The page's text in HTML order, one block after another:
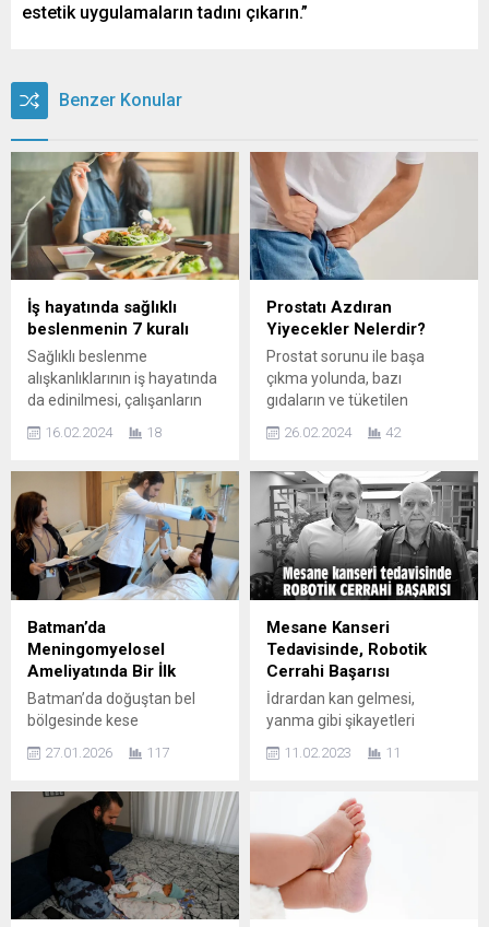
estetik uygulamaların tadını çıkarın.”
Benzer Konular
İş hayatında sağlıklı
beslenmenin 7 kuralı
Sağlıklı beslenme
alışkanlıklarının iş hayatında
da edinilmesi, çalışanların
değil, aynı zamanda zihinsel
tatminleri açısından da
büyük önem taşıyor.
Günümüz iş hayatı;
masabaşında, bilgisayar
karşısında geçirilen uzun
çalışma saatlerini ve sık
seyahat etmeyi gerektiriyor.
Bu durum stresi de
beraberinde getiriyor.
Yaşam tarzı, obezite...
16.02.2024 18
Prostatı Azdıran
Yiyecekler Nelerdir?
Prostat sorunu ile başa
çıkma yolunda, bazı
gıdaların ve tüketilen
tetiklediği bilinir. Günlük
özellikle tedavi sürecinde,
tüketilenlere dikkat edilmesi
önerilir. Vascular Clinic’den
Dr. Ali Yurtlak, prostatı
azdıran yiyecek ve
içeceklerle ilgili merak
edilenleri cevaplıyor. Prostat
sağlığı, özellikle orta yaş ve
üzeri erkekler için önemlidir.
26.02.2024 42
Batman’da
Meningomyelosel
Ameliyatında Bir İlk
Batman’da doğuştan bel
bölgesinde kese
bulunan ve felç riski taşıyan
Çiçek, Eğitim ve Araştırma
Hastanesi’nde
gerçekleştirilen başarılı bir
ameliyatla sağlığına
kavuştu. HABER SEVGİ
YILDIZ Yapılan tetkiklerde,
27.01.2026 117
Mesane Kanseri
Tedavisinde, Robotik
Cerrahi Başarısı
İdrardan kan gelmesi,
yanma gibi şikayetleri
teşhisi konulan Cavit Abacık,
Hastanesi’nde robotik
cerrahi yöntemiyle yapılan
operasyonun ardından eski
sağlığına kavuştu. Özel
Sağlık Hastanesi Robotik
Cerrahi Direktörü Prof. Dr.
11.02.2023 11